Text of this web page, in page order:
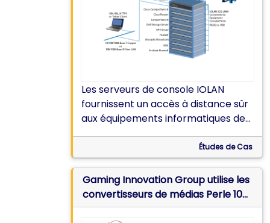
Les serveurs de console IOLAN
fournissent un accès à distance sûr
aux équipements informatiques des
centres de données et des filiales
lorsque le réseau est en panne
Études de Cas
Gaming Innovation Group utilise les
convertisseurs de médias Perle 10G
dans son centre de données